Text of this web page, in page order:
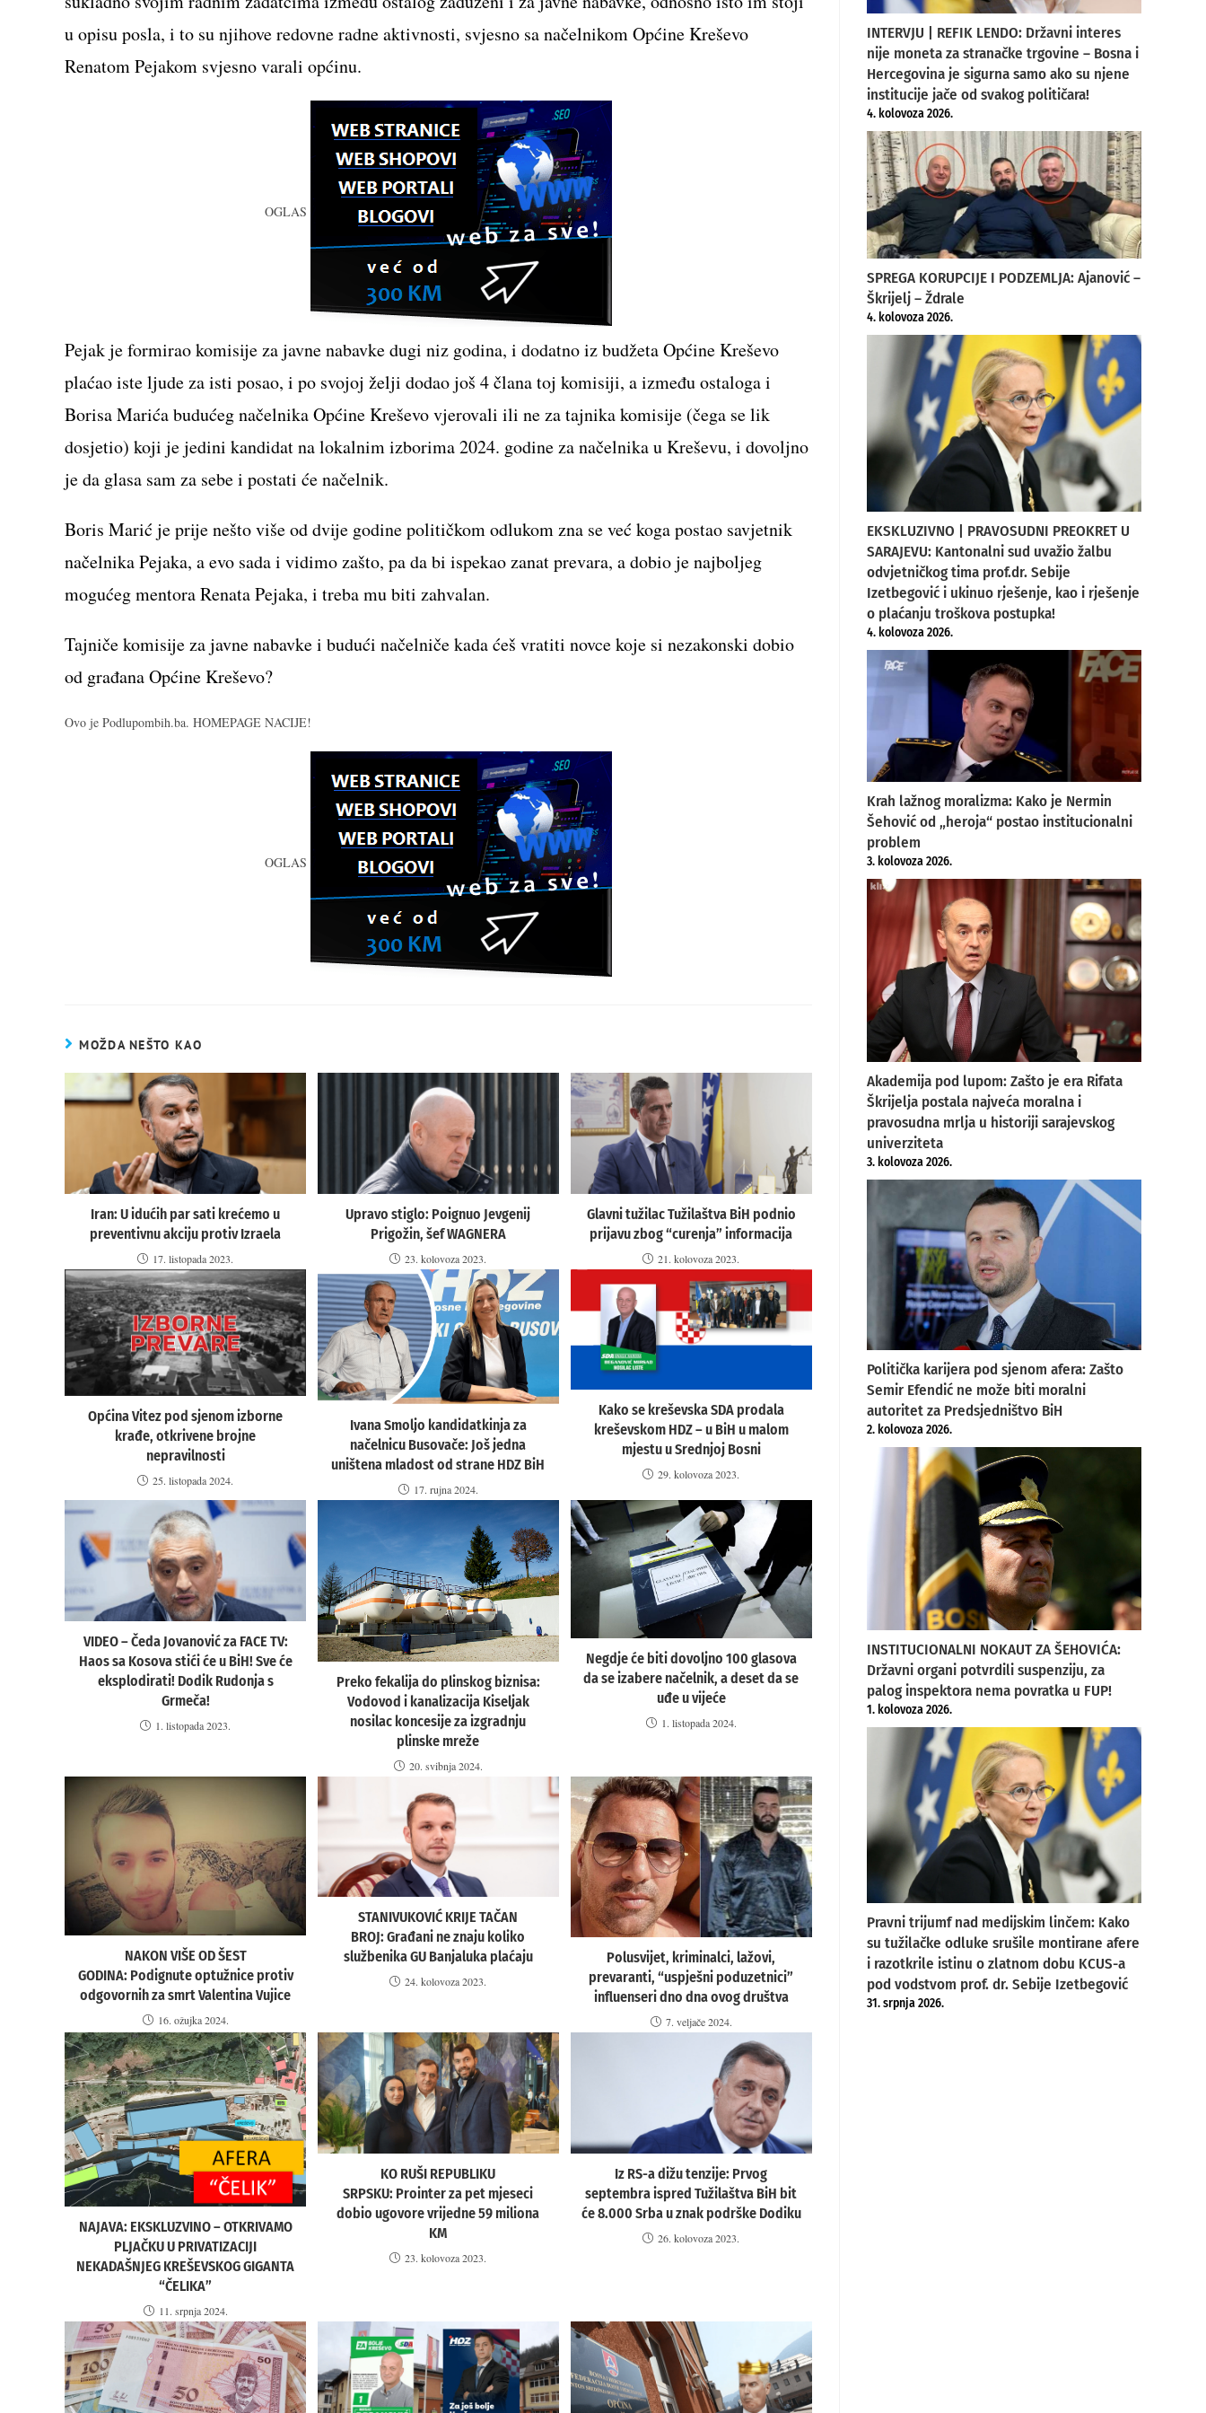
u opisu posla, i to su njihove redovne radne aktivnosti, svjesno sa načelnikom Općine Kreševo
Renatom Pejakom svjesno varali općinu.
OGLAS
Pejak je formirao komisije za javne nabavke dugi niz godina, i dodatno iz budžeta Općine Kreševo
plaćao iste ljude za isti posao, i po svojoj želji dodao još 4 člana toj komisiji, a između ostaloga i
Borisa Marića budućeg načelnika Općine Kreševo vjerovali ili ne za tajnika komisije (čega se lik
dosjetio) koji je jedini kandidat na lokalnim izborima 2024. godine za načelnika u Kreševu, i dovoljno
je da glasa sam za sebe i postati će načelnik.
Boris Marić je prije nešto više od dvije godine političkom odlukom zna se već koga postao savjetnik
načelnika Pejaka, a evo sada i vidimo zašto, pa da bi ispekao zanat prevara, a dobio je najboljeg
mogućeg mentora Renata Pejaka, i treba mu biti zahvalan.
Tajniče komisije za javne nabavke i budući načelniče kada ćeš vratiti novce koje si nezakonski dobio
od građana Općine Kreševo?
Ovo je Podlupombih.ba. HOMEPAGE NACIJE!
OGLAS
MOŽDA NEŠTO KAO
Iran: U idućih par sati krećemo u
preventivnu akciju protiv Izraela
17. listopada 2023.
Upravo stiglo: Poignuo Jevgenij
Prigožin, šef WAGNERA
23. kolovoza 2023.
Glavni tužilac Tužilaštva BiH podnio
prijavu zbog “curenja” informacija
21. kolovoza 2023.
Općina Vitez pod sjenom izborne
krađe, otkrivene brojne
nepravilnosti
25. listopada 2024.
Ivana Smoljo kandidatkinja za
načelnicu Busovače: Još jedna
uništena mladost od strane HDZ BiH
17. rujna 2024.
Kako se kreševska SDA prodala
kreševskom HDZ – u BiH u malom
mjestu u Srednjoj Bosni
29. kolovoza 2023.
VIDEO – Čeda Jovanović za FACE TV:
Haos sa Kosova stići će u BiH! Sve će
eksplodirati! Dodik Rudonja s
Grmeča!
1. listopada 2023.
Preko fekalija do plinskog biznisa:
Vodovod i kanalizacija Kiseljak
nosilac koncesije za izgradnju
plinske mreže
20. svibnja 2024.
Negdje će biti dovoljno 100 glasova
da se izabere načelnik, a deset da se
uđe u vijeće
1. listopada 2024.
NAKON VIŠE OD ŠEST
GODINA: Podignute optužnice protiv
odgovornih za smrt Valentina Vujice
16. ožujka 2024.
STANIVUKOVIĆ KRIJE TAČAN
BROJ: Građani ne znaju koliko
službenika GU Banjaluka plaćaju
24. kolovoza 2023.
Polusvijet, kriminalci, lažovi,
prevaranti, “uspješni poduzetnici”
influenseri dno dna ovog društva
7. veljače 2024.
NAJAVA: EKSKLUZVINO – OTKRIVAMO
PLJAČKU U PRIVATIZACIJI
NEKADAŠNJEG KREŠEVSKOG GIGANTA
“ČELIKA”
11. srpnja 2024.
KO RUŠI REPUBLIKU
SRPSKU: Prointer za pet mjeseci
dobio ugovore vrijedne 59 miliona
KM
23. kolovoza 2023.
Iz RS-a dižu tenzije: Prvog
septembra ispred Tužilaštva BiH bit
će 8.000 Srba u znak podrške Dodiku
26. kolovoza 2023.
INTERVJU | REFIK LENDO: Državni interes
nije moneta za stranačke trgovine – Bosna i
Hercegovina je sigurna samo ako su njene
institucije jače od svakog političara!
4. kolovoza 2026.
SPREGA KORUPCIJE I PODZEMLJA: Ajanović –
Škrijelj – Ždrale
4. kolovoza 2026.
EKSKLUZIVNO | PRAVOSUDNI PREOKRET U
SARAJEVU: Kantonalni sud uvažio žalbu
odvjetničkog tima prof.dr. Sebije
Izetbegović i ukinuo rješenje, kao i rješenje
o plaćanju troškova postupka!
4. kolovoza 2026.
Krah lažnog moralizma: Kako je Nermin
Šehović od „heroja“ postao institucionalni
problem
3. kolovoza 2026.
Akademija pod lupom: Zašto je era Rifata
Škrijelja postala najveća moralna i
pravosudna mrlja u historiji sarajevskog
univerziteta
3. kolovoza 2026.
Politička karijera pod sjenom afera: Zašto
Semir Efendić ne može biti moralni
autoritet za Predsjedništvo BiH
2. kolovoza 2026.
INSTITUCIONALNI NOKAUT ZA ŠEHOVIĆA:
Državni organi potvrdili suspenziju, za
palog inspektora nema povratka u FUP!
1. kolovoza 2026.
Pravni trijumf nad medijskim linčem: Kako
su tužilačke odluke srušile montirane afere
i razotkrile istinu o zlatnom dobu KCUS-a
pod vodstvom prof. dr. Sebije Izetbegović
31. srpnja 2026.